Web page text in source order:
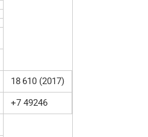
18 610 (2017)
+7 49246